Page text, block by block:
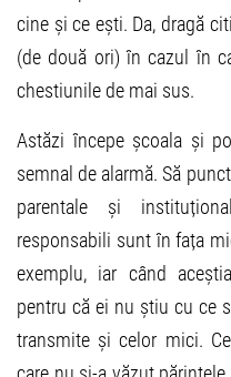
cine și ce ești. Da, dragă
(de două ori) în cazul în
chestiunile de mai sus.
Astăzi începe școala și
semnal de alarmă. Să
parentale și
responsabili sunt în fața
exemplu, iar când
pentru că ei nu știu cu ce
transmite și celor mici.